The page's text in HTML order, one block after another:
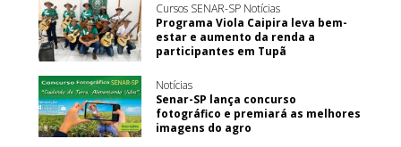
Cursos SENAR-SP Notícias
Programa Viola Caipira leva bem-
estar e aumento da renda a
participantes em Tupã
Notícias
Senar-SP lança concurso
fotográfico e premiará as melhores
imagens do agro